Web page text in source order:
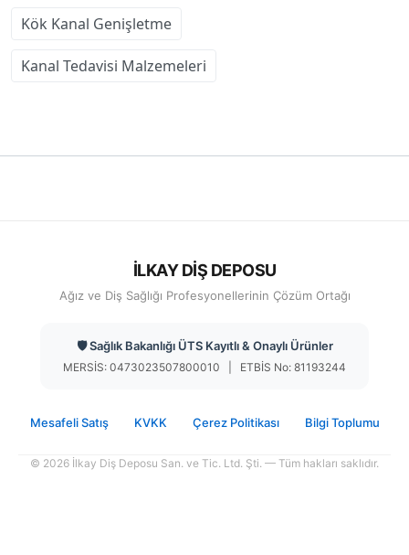
Kök Kanal Genişletme
Kanal Tedavisi Malzemeleri
İLKAY DİŞ DEPOSU
Ağız ve Diş Sağlığı Profesyonellerinin Çözüm Ortağı
🛡️ Sağlık Bakanlığı ÜTS Kayıtlı & Onaylı Ürünler
MERSİS: 0473023507800010 | ETBİS No: 81193244
Mesafeli Satış KVKK Çerez Politikası Bilgi Toplumu
© 2026 İlkay Diş Deposu San. ve Tic. Ltd. Şti. — Tüm hakları saklıdır.